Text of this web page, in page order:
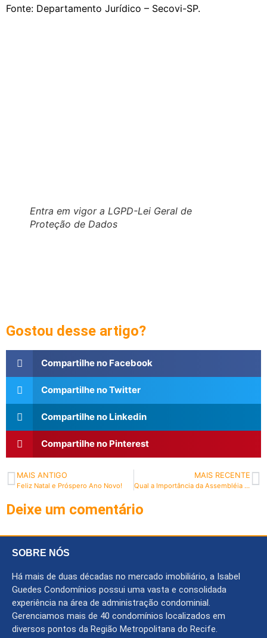
Fonte: Departamento Jurídico – Secovi-SP.
Entra em vigor a LGPD-Lei Geral de
Proteção de Dados
Gostou desse artigo?
Compartilhe no Facebook
Compartilhe no Twitter
Compartilhe no Linkedin
Compartilhe no Pinterest
MAIS ANTIGO
Feliz Natal e Próspero Ano Novo!
MAIS RECENTE
Qual a Importância da Assembléia Geral no condomínio?
Deixe um comentário
SOBRE NÓS
Há mais de duas décadas no mercado imobiliário, a Isabel
Guedes Condomínios possui uma vasta e consolidada
experiência na área de administração condominial.
Gerenciamos mais de 40 condomínios localizados em
diversos pontos da Região Metropolitana do Recife.